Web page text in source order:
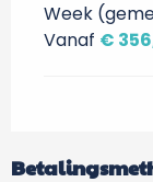
Week
Vanaf €